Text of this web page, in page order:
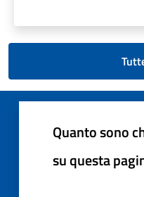
Quanto sono
su questa